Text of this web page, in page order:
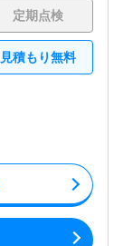
定期点検
見積もり無料